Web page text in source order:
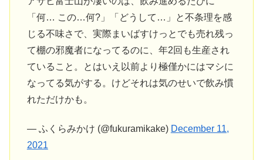
「何… この…何?」「どうして…」と不条理を感
じる不味さで、実際まいばすけっとでも売れ残っ
て棚の邪魔者になってるのに、年2回も生産され
ていること。とはいえ以前より極僅かにはマシに
なってる気がする。けどそれは気のせいで飲み慣
れただけかも。
— ふくらみかけ (@fukuramikake) December 11,
2021